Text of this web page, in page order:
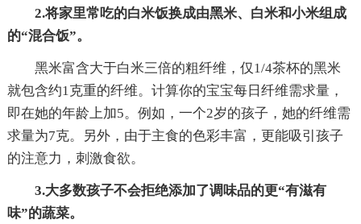
2.将家里常吃的白米饭换成由黑米、白米和小米组成
的“混合饭”。
黑米富含大于白米三倍的粗纤维，仅1/4茶杯的黑米
就包含约1克重的纤维。计算你的宝宝每日纤维需求量，
即在她的年龄上加5。例如，一个2岁的孩子，她的纤维需
求量为7克。另外，由于主食的色彩丰富，更能吸引孩子
的注意力，刺激食欲。
3.大多数孩子不会拒绝添加了调味品的更“有滋有
味”的蔬菜。